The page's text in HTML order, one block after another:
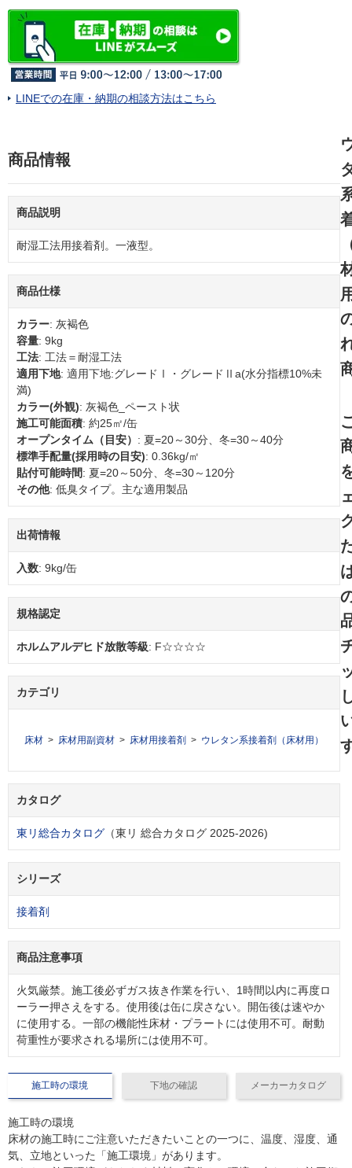
LINEでの在庫・納期の相談方法はこちら
商品情報
商品説明
耐湿工法用接着剤。一液型。
商品仕様
カラー: 灰褐色
容量: 9kg
工法: 工法＝耐湿工法
適用下地: 適用下地:グレードⅠ・グレードⅡa(水分指標10%未
満)
カラー(外観): 灰褐色_ペースト状
施工可能面積: 約25㎡/缶
オープンタイム（目安） : 夏=20～30分、冬=30～40分
標準手配量(採用時の目安): 0.36kg/㎡
貼付可能時間: 夏=20～50分、冬=30～120分
その他: 低臭タイプ。主な適用製品
出荷情報
入数: 9kg/缶
規格認定
ホルムアルデヒド放散等級: F☆☆☆☆
カテゴリ
床材 床材用副資材 床材用接着剤 ウレタン系接着剤（床材用）
カタログ
東リ総合カタログ （東リ 総合カタログ 2025-2026)
シリーズ
接着剤
商品注意事項
火気厳禁。施工後必ずガス抜き作業を行い、1時間以内に再度ロ
ーラー押さえをする。使用後は缶に戻さない。開缶後は速やか
に使用する。一部の機能性床材・プラートには使用不可。耐動
荷重性が要求される場所には使用不可。
施工時の環境 下地の確認 メーカーカタログ
施工時の環境
床材の施工時にご注意いただきたいことの一つに、温度、湿度、通
気、立地といった「施工環境」があります。